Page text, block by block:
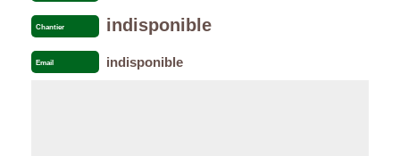
Chantier indisponible
Email indisponible